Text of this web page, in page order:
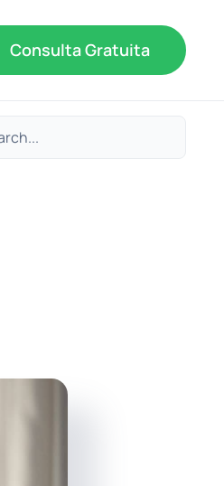
Consulta Gratuita